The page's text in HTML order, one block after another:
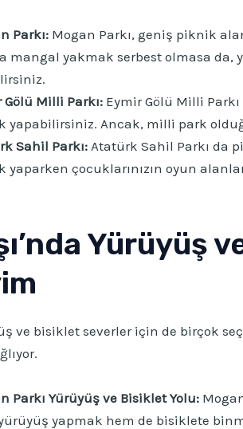
Parkı:Mogan Parkı, geniş piknik
mangal yakmak serbest olmasa da,
Gölü Milli Parkı:Eymir Gölü Milli
yapabilirsiniz. Ancak, milli park
Sahil Parkı:Atatürk Sahil Parkı da
yaparken çocuklarınızın oyun
Yürüyüş
ve bisiklet severler için de birçok
Parkı Yürüyüş ve Bisiklet Yolu:
yapmak hem de bisiklete